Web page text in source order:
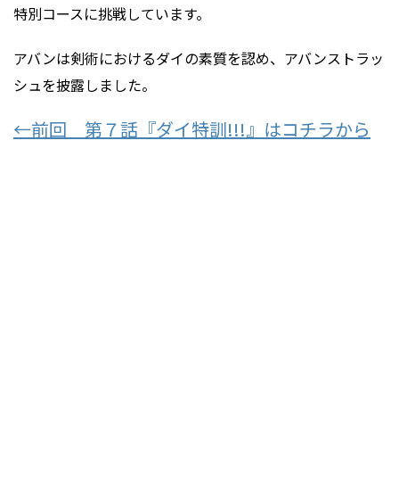
特別コースに挑戦しています。
アバンは剣術におけるダイの素質を認め、アバンストラッ
シュを披露しました。
←前回 第７話『ダイ特訓!!!』はコチラから